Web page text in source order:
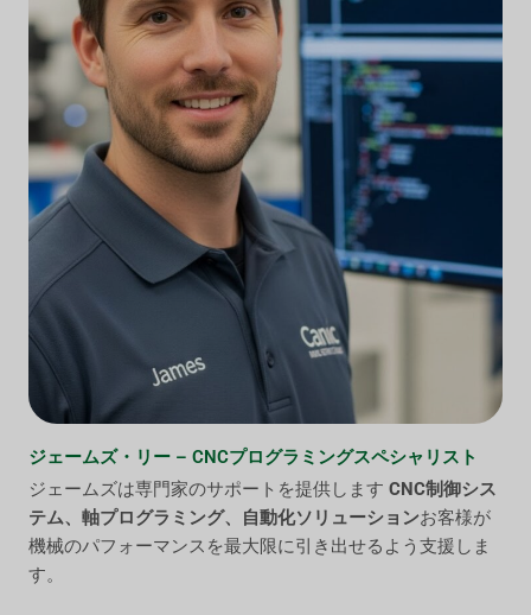
ジェームズ・リー – CNCプログラミングスペシャリスト
ジェームズは専門家のサポートを提供します CNC制御シス
テム、軸プログラミング、自動化ソリューションお客様が
機械のパフォーマンスを最大限に引き出せるよう支援しま
す。